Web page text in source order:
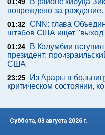
01:49
повреждено
01:32 CNN: глава
штабов США ищет
01:24
В Колумбии
президент:
США
23:25
Из Арары в
критическом состоянии,
Суббота, 08 августа 2026 г.